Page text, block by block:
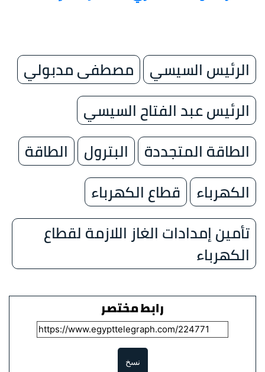
الرئيس السيسي
مصطفى مدبولي
الرئيس عبد الفتاح السيسي
الطاقة المتجددة
البترول
الطاقة
الكهرباء
قطاع الكهرباء
تأمين إمدادات الغاز اللازمة لقطاع
الكهرباء
رابط مختصر
نسخ